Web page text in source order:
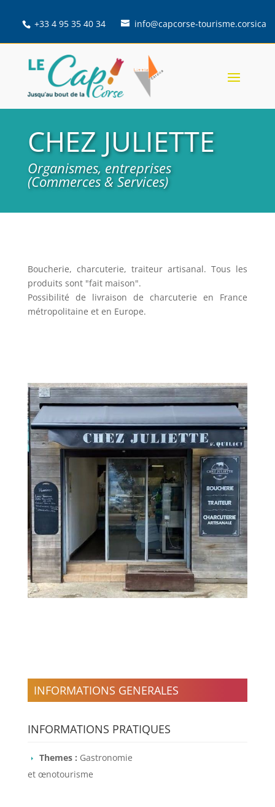
+33 4 95 35 40 34 info@capcorse-tourisme.corsica
CHEZ JULIETTE
Organismes, entreprises
(Commerces & Services)
Boucherie, charcuterie, traiteur artisanal. Tous les
produits sont "fait maison".
Possibilité de livraison de charcuterie en France
métropolitaine et en Europe.
INFORMATIONS GENERALES
INFORMATIONS PRATIQUES
Themes : Gastronomie
et œnotourisme